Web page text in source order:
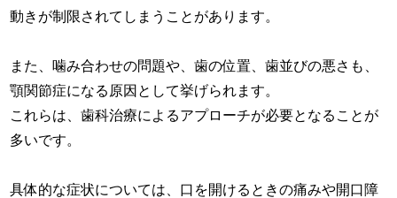
動きが制限されてしまうことがあります。
また、噛み合わせの問題や、歯の位置、歯並びの悪さも、
顎関節症になる原因として挙げられます。
これらは、歯科治療によるアプローチが必要となることが
多いです。
具体的な症状については、口を開けるときの痛みや開口障